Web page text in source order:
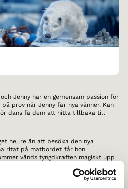
Jenny har en gemensam passion för
prov när Jenny får nya vänner. Kan
dans få dem att hitta tillbaka till
hellre än att besöka den nya
ritat på matbordet får hon
vänds tyngdkraften magiskt upp